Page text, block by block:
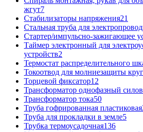
жгут7
Стабилизаторы напряжения21
Стальная труба для
Стартер/импульсно-зажигающее
Таймер электронный для
устройств2
Термостат распределительного
Токоотвод для молниезащиты
Торцевой фиксатор12
Трансформатор однофазный
Трансформатор тока50
Труба гофрированная пластиковая
Труба для прокладки в земле5
Трубка термоусадочная136